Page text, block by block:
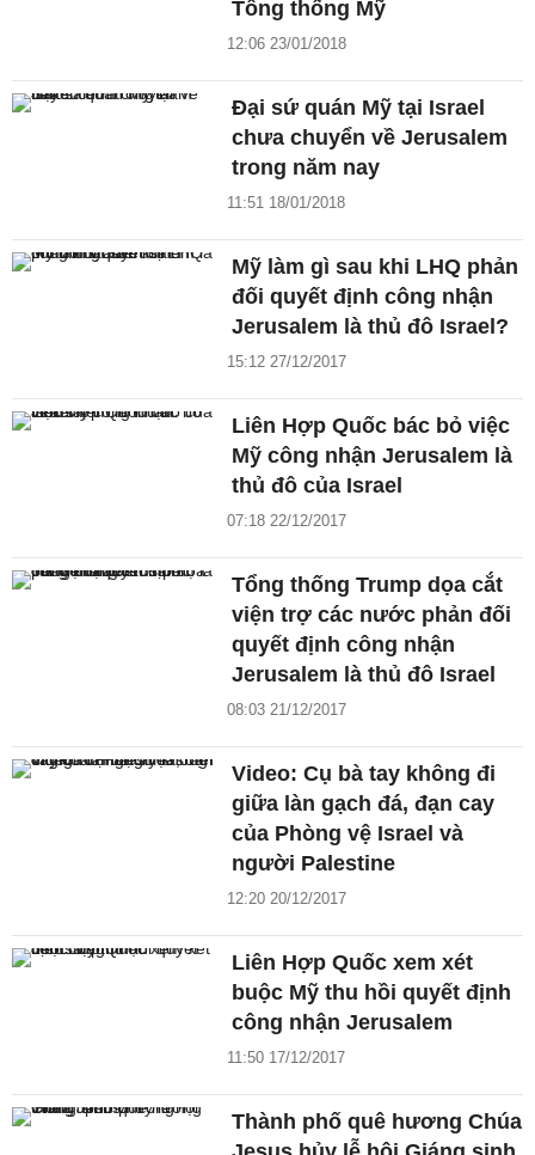
Tổng thống Mỹ
12:06 23/01/2018
Đại sứ quán Mỹ tại Israel
chưa chuyển về Jerusalem
trong năm nay
11:51 18/01/2018
Mỹ làm gì sau khi LHQ phản
đối quyết định công nhận
Jerusalem là thủ đô Israel?
15:12 27/12/2017
Liên Hợp Quốc bác bỏ việc
Mỹ công nhận Jerusalem là
thủ đô của Israel
07:18 22/12/2017
Tổng thống Trump dọa cắt
viện trợ các nước phản đối
quyết định công nhận
Jerusalem là thủ đô Israel
08:03 21/12/2017
Video: Cụ bà tay không đi
giữa làn gạch đá, đạn cay
của Phòng vệ Israel và
người Palestine
12:20 20/12/2017
Liên Hợp Quốc xem xét
buộc Mỹ thu hồi quyết định
công nhận Jerusalem
11:50 17/12/2017
Thành phố quê hương Chúa